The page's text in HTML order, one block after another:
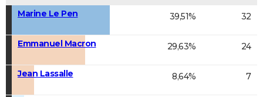
Marine Le Pen
39,51% 32
Emmanuel Macron 29,63% 24
Jean Lassalle 8,64% 7